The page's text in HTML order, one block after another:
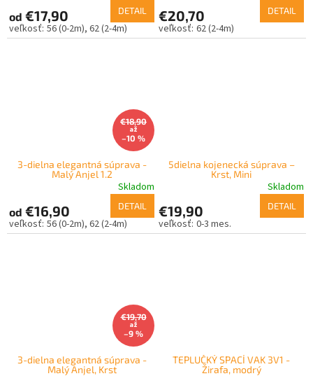
od €17,90 DETAIL
56 (0-2m) 62 (2-4m)
€20,70 DETAIL
62 (2-4m)
€18,90
až
–10 %
3-dielna elegantná súprava -
Malý Anjel 1.2
Skladom
od €16,90 DETAIL
56 (0-2m) 62 (2-4m)
5dielna kojenecká súprava –
Krst, Mini
Skladom
€19,90 DETAIL
0-3 mes.
€19,70
až
–9 %
3-dielna elegantná súprava -
Malý Anjel, Krst
TEPLUČKÝ SPACÍ VAK 3V1 -
Žirafa, modrý